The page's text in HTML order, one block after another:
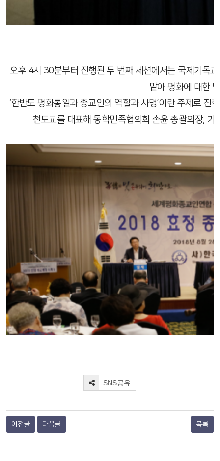
오후 4시 30분부터 진행된 두 번째 세션에서는 국제기독
맡아 평화에 대한
‘한반도 평화통일과 종교인의 역할과 사명’이란 주제로
천도교를 대표해 동학민족협의회 손윤 총괄의장,
SNS공유
이전글 다음글 목록